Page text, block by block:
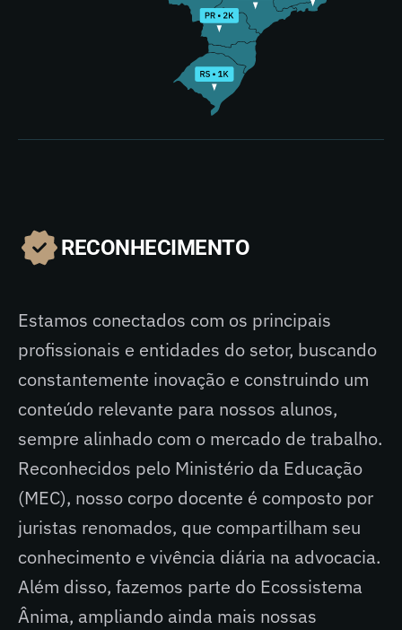
RECONHECIMENTO
Estamos conectados com os principais
profissionais e entidades do setor, buscando
constantemente inovação e construindo um
conteúdo relevante para nossos alunos,
sempre alinhado com o mercado de trabalho.
Reconhecidos pelo Ministério da Educação
(MEC), nosso corpo docente é composto por
juristas renomados, que compartilham seu
conhecimento e vivência diária na advocacia.
Além disso, fazemos parte do Ecossistema
Ânima, ampliando ainda mais nossas